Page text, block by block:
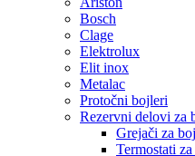
Bosch
Clage
Elektrolux
Elit inox
Metalac
Protočni bojleri
Rezervni delovi za
Grejači za
Termostati